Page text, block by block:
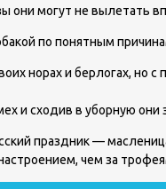
могут не вылетать
по понятным
норах и берлогах, но
и сходив в уборную
праздник —
чем за